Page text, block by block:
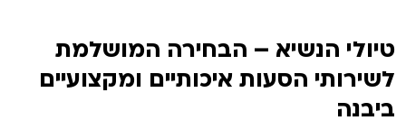
טיולי הנשיא – הבחירה המושלמת
לשירותי הסעות איכותיים ומקצועיים
ביבנה